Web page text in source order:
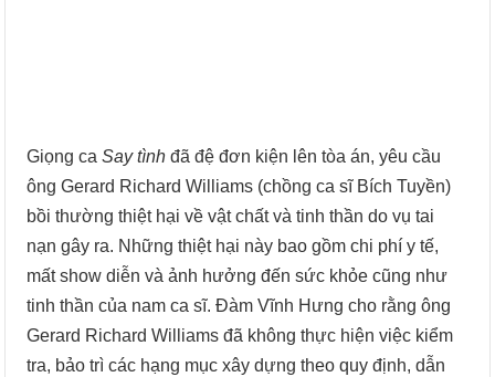
Giọng caSay tình đã đệ đơn kiện lên tòa án, yêu cầu
ông Gerard Richard Williams (chồng ca sĩ Bích Tuyền)
bồi thường thiệt hại về vật chất và tinh thần do vụ tai
nạn gây ra. Những thiệt hại này bao gồm chi phí y tế,
mất show diễn và ảnh hưởng đến sức khỏe cũng như
tinh thần của nam ca sĩ. Đàm Vĩnh Hưng cho rằng ông
Gerard Richard Williams đã không thực hiện việc kiểm
tra, bảo trì các hạng mục xây dựng theo quy định, dẫn